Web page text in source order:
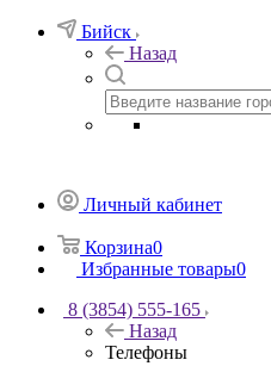
Бийск
Назад
Личный кабинет
Корзина0
Избранные товары0
8 (3854) 555-165
Назад
Телефоны